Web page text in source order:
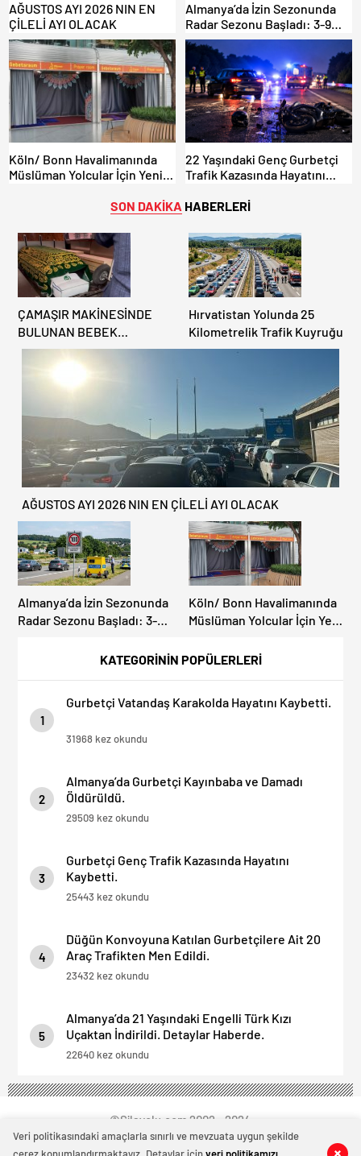
0 0
0 0
AĞUSTOS AYI 2026 NIN EN
ÇİLELİ AYI OLACAK
Almanya’da İzin Sezonunda
Radar Sezonu Başladı: 3-9
Ağustos’ta Radar Hız
Denetimi Yapılacak!
Köln/ Bonn Havalimanında
Müslüman Yolcular İçin Yeni
22 Yaşındaki Genç Gurbetçi
Trafik Kazasında Hayatını
SON DAKİKA HABERLERİ
KATEGORİNİN POPÜLERLERİ
1
Gurbetçi Vatandaş Karakolda Hayatını Kaybetti.
31968 kez okundu
2
Almanya’da Gurbetçi Kayınbaba ve Damadı
Öldürüldü.
29509 kez okundu
3
Gurbetçi Genç Trafik Kazasında Hayatını
Kaybetti.
25443 kez okundu
4
Düğün Konvoyuna Katılan Gurbetçilere Ait 20
Araç Trafikten Men Edildi.
23432 kez okundu
5
Almanya’da 21 Yaşındaki Engelli Türk Kızı
Uçaktan İndirildi. Detaylar Haberde.
22640 kez okundu
ÇAMAŞIR MAKİNESİNDE
BULUNAN BEBEK
CENAZESİ ŞOK ETTİ
Hırvatistan Yolunda 25
Kilometrelik Trafik Kuyruğu
AĞUSTOS AYI 2026 NIN EN ÇİLELİ AYI OLACAK
Almanya’da İzin Sezonunda
Radar Sezonu Başladı: 3-9
Denetimi Yapılacak!
Köln/ Bonn Havalimanında
Müslüman Yolcular İçin Yeni
©Silayolu.com 2002 - 2024
Veri politikasındaki amaçlarla sınırlı ve mevzuata uygun şekilde